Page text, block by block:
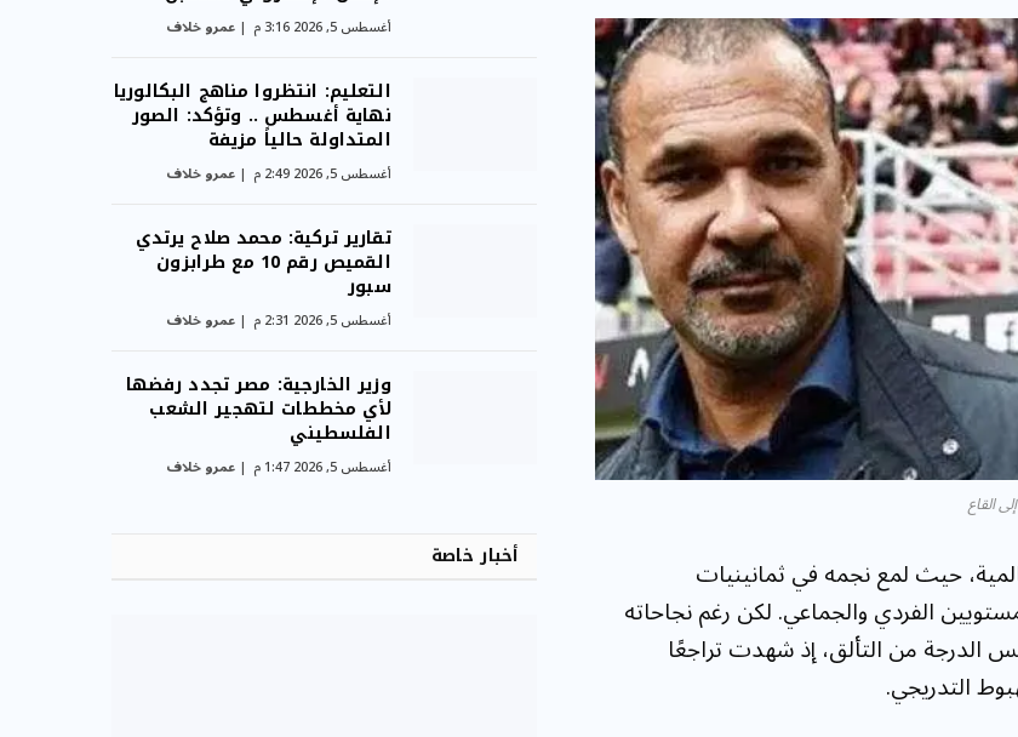
القاع
حيث لمع نجمه في ثمانينيات
الفردي والجماعي. لكن رغم نجاحاته
الدرجة من التألق، إذ شهدت تراجعًا
التدريجي.
أغسطس 5, 2026 3:16 م عمرو خلاف
التعليم: انتظروا مناهج البكالوريا
نهاية أغسطس .. وتؤكد: الصور
المتداولة حالياً مزيفة
أغسطس 5, 2026 2:49 م عمرو خلاف
تقارير تركية: محمد صلاح يرتدي
القميص رقم 10 مع طرابزون
سبور
أغسطس 5, 2026 2:31 م عمرو خلاف
وزير الخارجية: مصر تجدد رفضها
لأي مخططات لتهجير الشعب
الفلسطيني
أغسطس 5, 2026 1:47 م عمرو خلاف
أخبار خاصة